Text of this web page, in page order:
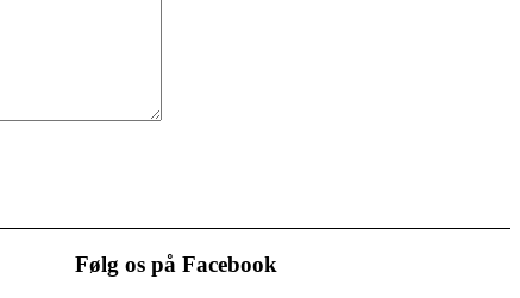
Følg os på Facebook